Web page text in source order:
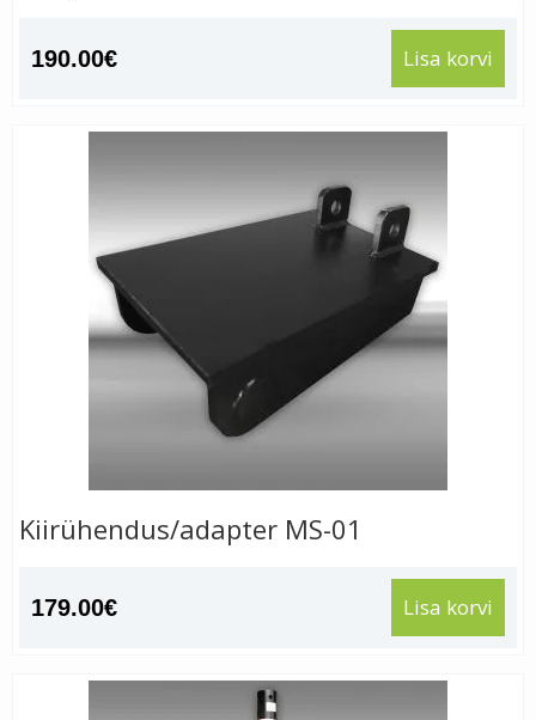
190.00€ Lisa korvi
Kiirühendus/adapter MS-01
179.00€ Lisa korvi